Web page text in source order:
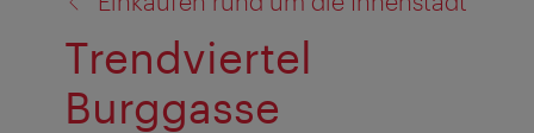
Trendviertel
Burggasse